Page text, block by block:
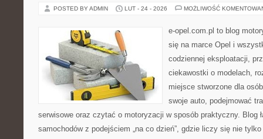
POSTED BY ADMIN LUT - 24 - 2026 MOŻLIWOŚĆ
e-opel.com.pl to blog
się na marce Opel i
codziennej eksploatacji,
ciekawostki o modelach,
miejsce stworzone dla
swoje auto, podejmować
serwisowe oraz czytać o motoryzacji w sposób praktyczny. Blog
samochodów z podejściem „na co dzień”, gdzie liczy się nie